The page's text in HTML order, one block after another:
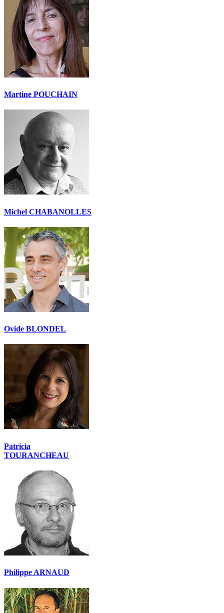
Martine POUCHAIN
Michel CHABANOLLES
Ovide BLONDEL
Patricia
TOURANCHEAU
Philippe ARNAUD